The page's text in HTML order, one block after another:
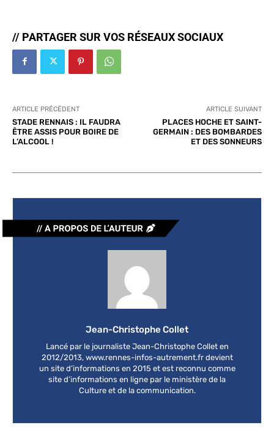
// PARTAGER SUR VOS RÉSEAUX SOCIAUX
ARTICLE PRÉCÉDENT
STADE RENNAIS : IL FAUDRA
ÊTRE ASSIS POUR BOIRE DE
L’ALCOOL !
ARTICLE SUIVANT
PLACES HOCHE ET SAINT-
GERMAIN : DES BOMBARDES
ET DES SONNEURS
Jean-Christophe Collet
Lancé par le journaliste Jean-Christophe Collet en
2012/2013, www.rennes-infos-autrement.fr devient
un site d’informations en 2015 et est reconnu comme
site d’informations en ligne par le ministère de la
Culture et de la communication.